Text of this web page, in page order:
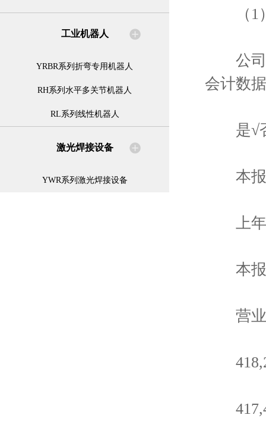
工业机器人
YRBR系列折弯专用机器人
RH系列水平多关节机器人
RL系列线性机器人
激光焊接设备
YWR系列激光焊接设备
（1）
公司
会计数据
是√
本报
上年
本报
营业